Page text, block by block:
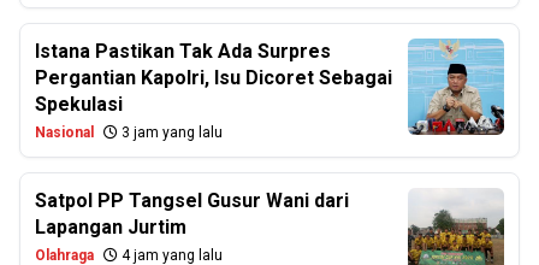
Istana Pastikan Tak Ada Surpres
Pergantian Kapolri, Isu Dicoret Sebagai
Spekulasi
Nasional 3 jam yang lalu
Satpol PP Tangsel Gusur Wani dari
Lapangan Jurtim
Olahraga 4 jam yang lalu